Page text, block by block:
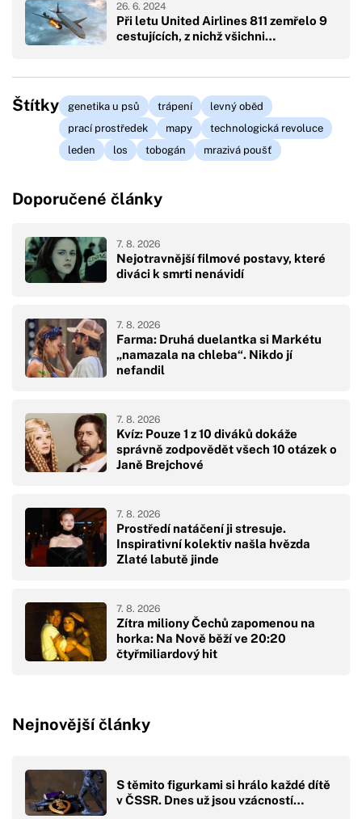
Při letu United Airlines 811 zemřelo 9
cestujících, z nichž všichni…
26. 6. 2024
Štítky genetika u psů trápení
levný oběd
prací prostředek
mapy
technologická revoluce
leden
los tobogán mrazivá poušť
Doporučené články
Nejotravnější filmové postavy, které
diváci k smrti nenávidí
7. 8. 2026
Farma: Druhá duelantka si Markétu
„namazala na chleba“. Nikdo jí
nefandil
7. 8. 2026
Kvíz: Pouze 1 z 10 diváků dokáže
správně zodpovědět všech 10 otázek o
Janě Brejchové
7. 8. 2026
Prostředí natáčení ji stresuje.
Inspirativní kolektiv našla hvězda
Zlaté labutě jinde
7. 8. 2026
Zítra miliony Čechů zapomenou na
horka: Na Nově běží ve 20:20
čtyřmiliardový hit
7. 8. 2026
Nejnovější články
S těmito figurkami si hrálo každé dítě
v ČSSR. Dnes už jsou vzácností…